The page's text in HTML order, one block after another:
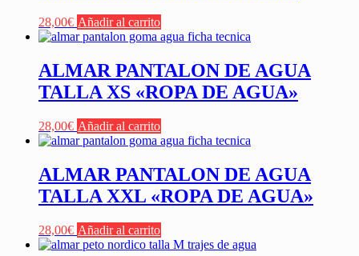
28,00€ Añadir al carrito
ALMAR PANTALON DE AGUA
TALLA XS «ROPA DE AGUA»
28,00€ Añadir al carrito
ALMAR PANTALON DE AGUA
TALLA XXL «ROPA DE AGUA»
28,00€ Añadir al carrito